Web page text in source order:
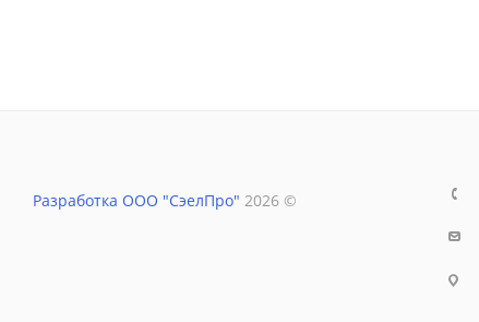
Разработка ООО "СэелПро" 2026 ©